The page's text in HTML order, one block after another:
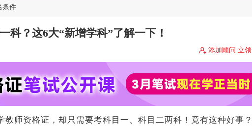
条件
科？这6大“新增学科”了解一下！
添加顾问 立
师资格证，却只需要考科目一、科目二两科！竟有这种好事？